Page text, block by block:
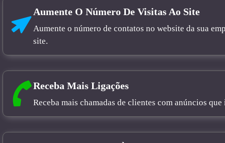
Aumente O Número De Visitas Ao Site
Aumente o número de contatos no website da sua
site.
Receba Mais Ligações
Receba mais chamadas de clientes com anúncios